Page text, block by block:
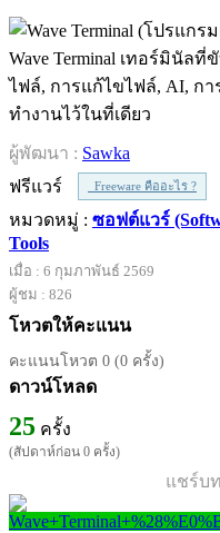
Wave Terminal เทอร์มินัล
ไฟล์, การแก้ไขไฟล์, AI, ก
ทำงานไว้ในที่เดียว
ผู้พัฒนา : Sawka
ฟรีแวร์
Freeware คืออะไร ?
หมวดหมู่ : ซอฟต์แวร์
Tools
เมื่อ : 6 กุมภาพันธ์ 2569
ผู้ชม : 826
โหวตให้คะแนน
คะแนนโหวต 0 (0 ครั้ง)
ดาวน์โหลด
25 ครั้ง
(สัปดาห์ก่อน 0 ครั้ง)
แชร์บ